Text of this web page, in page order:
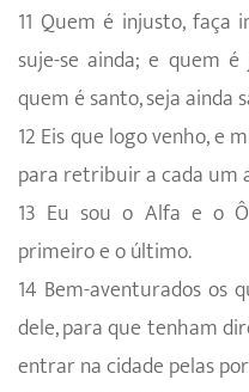
11 Quem é injusto, faça
suje-se ainda; e quem
quem é santo, seja ainda
12 Eis que logo venho, e
para retribuir a cada um
13 Eu sou o Alfa e o
primeiro e o último.
14 Bem-aventurados os
dele, para que tenham
entrar na cidade pelas